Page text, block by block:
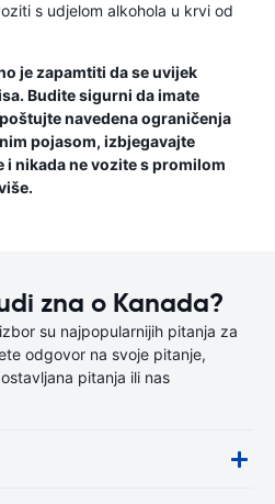
s udjelom alkohola u krvi od
je zapamtiti da se uvijek
Budite sigurni da imate
navedena ograničenja
pojasom, izbjegavajte
nikada ne vozite s promilom
zna o Kanada?
su najpopularnijih pitanja za
odgovor na svoje pitanje,
pitanja ili nas